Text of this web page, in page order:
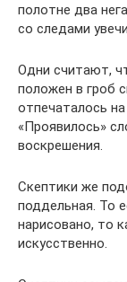
полотне два
со следами
Одни считают,
положен в гроб
отпечаталось
«Проявилось»
воскрешения.
Скептики же
поддельная. То
нарисовано, то
искусственно.